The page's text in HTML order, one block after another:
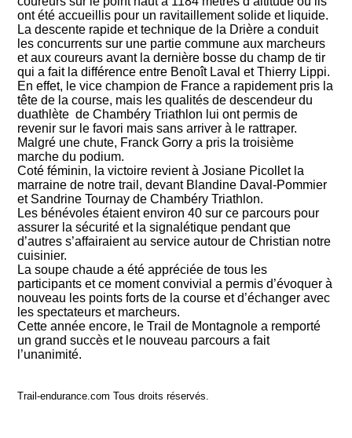
ont été accueillis pour un ravitaillement solide et liquide.
La descente rapide et technique de la Drière a conduit
les concurrents sur une partie commune aux marcheurs
et aux coureurs avant la dernière bosse du champ de tir
qui a fait la différence entre Benoît Laval et Thierry Lippi.
En effet, le vice champion de France a rapidement pris la
tête de la course, mais les qualités de descendeur du
duathlète de Chambéry Triathlon lui ont permis de
revenir sur le favori mais sans arriver à le rattraper.
Malgré une chute, Franck Gorry a pris la troisième
marche du podium.
Coté féminin, la victoire revient à Josiane Picollet la
marraine de notre trail, devant Blandine Daval-Pommier
et Sandrine Tournay de Chambéry Triathlon.
Les bénévoles étaient environ 40 sur ce parcours pour
assurer la sécurité et la signalétique pendant que
d’autres s’affairaient au service autour de Christian notre
cuisinier.
La soupe chaude a été appréciée de tous les
participants et ce moment convivial a permis d’évoquer à
nouveau les points forts de la course et d’échanger avec
les spectateurs et marcheurs.
Cette année encore, le Trail de Montagnole a remporté
un grand succès et le nouveau parcours a fait
l’unanimité.
Trail-endurance.com Tous droits réservés.